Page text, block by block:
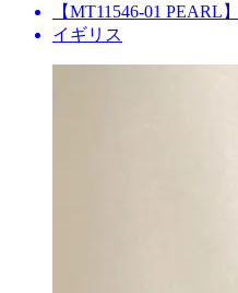
【MT11546-01 PEARL】
イギリス